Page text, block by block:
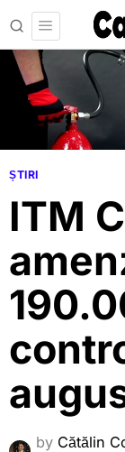
ȘTIRI
ITM
by Cătălin